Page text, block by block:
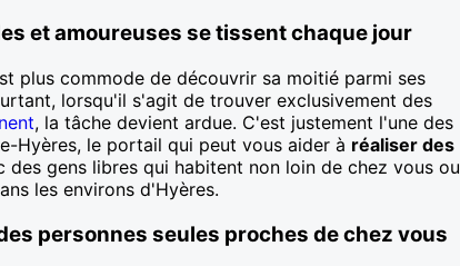
et amoureuses se tissent chaque jour
plus commode de découvrir sa moitié parmi ses
lorsqu'il s'agit de trouver exclusivement des
, la tâche devient ardue. C'est justement l'une des
Hyères, le portail qui peut vous aider à réaliser des
des gens libres qui habitent non loin de chez vous ou
les environs d'Hyères.
personnes seules proches de chez vous